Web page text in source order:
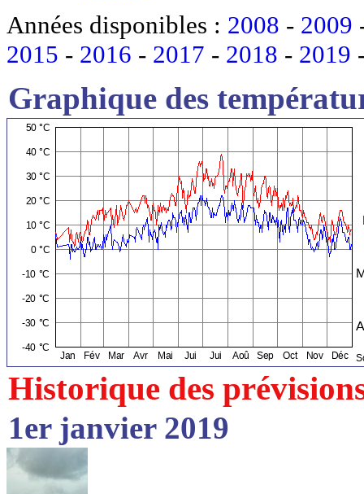
Années disponibles : 2008 - 2009
2015 - 2016 - 2017 - 2018 - 2019
Graphique des
Historique des
1er janvier 2019